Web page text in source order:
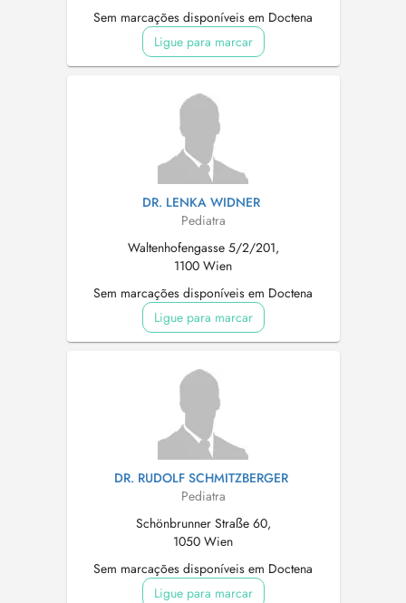
Sem marcações disponíveis em Doctena
Ligue para marcar
DR. LENKA WIDNER
Pediatra
Waltenhofengasse 5/2/201,
1100 Wien
Sem marcações disponíveis em Doctena
Ligue para marcar
DR. RUDOLF SCHMITZBERGER
Pediatra
Schönbrunner Straße 60,
1050 Wien
Sem marcações disponíveis em Doctena
Ligue para marcar